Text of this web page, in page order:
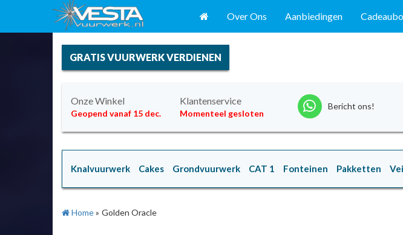
Over Ons Aanbiedingen
GRATIS VUURWERK VERDIENEN
Onze Winkel
Geopend vanaf 15 dec.
Klantenservice
Momenteel gesloten
Bericht ons!
Knalvuurwerk Cakes Grondvuurwerk CAT 1 Fonteinen Pakketten
Home» Golden Oracle